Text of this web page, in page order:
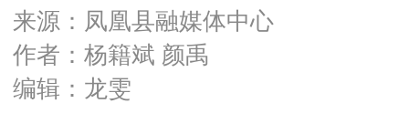
来源：凤凰县融媒体中心
作者：杨籍斌 颜禹
编辑：龙雯